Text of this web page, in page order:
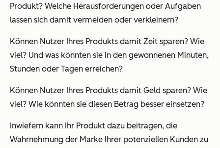
Produkt? Welche Herausforderungen oder Aufgaben
lassen sich damit vermeiden oder verkleinern?
Können Nutzer Ihres Produkts damit Zeit sparen? Wie
viel? Und was könnten sie in den gewonnenen Minuten,
Stunden oder Tagen erreichen?
Können Nutzer Ihres Produkts damit Geld sparen? Wie
viel? Wie könnten sie diesen Betrag besser einsetzen?
Inwiefern kann Ihr Produkt dazu beitragen, die
Wahrnehmung der Marke Ihrer potenziellen Kunden zu